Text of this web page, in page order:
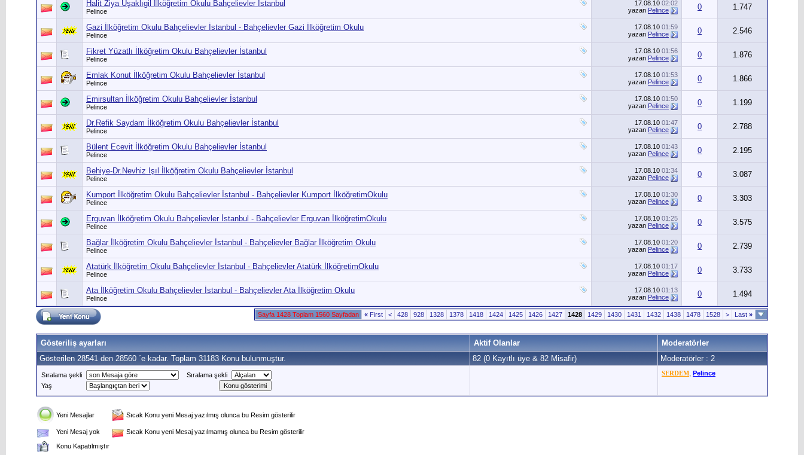
Halit Ziya Uşaklıgil İlköğretim Okulu Bahçelievler İstanbul
Pelince
17.08.10 02:02
yazan Pelince 0 1.747
Gazi İlköğretim Okulu Bahçelievler İstanbul - Bahçelievler Gazi İlköğretim Okulu
Pelince
17.08.10 01:59
yazan Pelince 0 2.546
Fikret Yüzatlı İlköğretim Okulu Bahçelievler İstanbul
Pelince
17.08.10 01:56
yazan Pelince 0 1.876
Emlak Konut İlköğretim Okulu Bahçelievler İstanbul
Pelince
17.08.10 01:53
yazan Pelince 0 1.866
Emirsultan İlköğretim Okulu Bahçelievler İstanbul
Pelince
17.08.10 01:50
yazan Pelince 0 1.199
Dr.Refik Saydam İlköğretim Okulu Bahçelievler İstanbul
Pelince
17.08.10 01:47
yazan Pelince 0 2.788
Bülent Ecevit İlköğretim Okulu Bahçelievler İstanbul
Pelince
17.08.10 01:43
yazan Pelince 0 2.195
Behiye-Dr.Nevhiz Işıl İlköğretim Okulu Bahçelievler İstanbul
Pelince
17.08.10 01:34
yazan Pelince 0 3.087
Kumport İlköğretim Okulu Bahçelievler İstanbul - Bahçelievler Kumport İlköğretimOkulu
Pelince
17.08.10 01:30
yazan Pelince 0 3.303
Erguvan İlköğretim Okulu Bahçelievler İstanbul - Bahçelievler Erguvan İlköğretimOkulu
Pelince
17.08.10 01:25
yazan Pelince 0 3.575
Bağlar İlköğretim Okulu Bahçelievler İstanbul - Bahçelievler Bağlar İlköğretim Okulu
Pelince
17.08.10 01:20
yazan Pelince 0 2.739
Atatürk İlköğretim Okulu Bahçelievler İstanbul - Bahçelievler Atatürk İlköğretimOkulu
Pelince
17.08.10 01:17
yazan Pelince 0 3.733
Ata İlköğretim Okulu Bahçelievler İstanbul - Bahçelievler Ata İlköğretim Okulu
Pelince
17.08.10 01:13
yazan Pelince 0 1.494
Sayfa 1428 Toplam 1560 Sayfadan « First < 428 928 1328 1378 1418 1424 1425 1426 1427 1428 1429 1430 1431 1432 1438 1478 1528 > Last »
Gösteriliş ayarları Aktif Olanlar
Moderatörler
Gösterilen 28541 den 28560 ´e kadar. Toplam 31183 Konu bulunmuştur.
82 (0 Kayıtlı üye & 82 Misafir) Moderatörler : 2
Sıralama şekli
Sıralama şekli
Yaş
SERDEM Pelince
Yeni Mesajlar Sıcak Konu yeni Mesaj yazılmış olunca bu Resim gösterilir
Yeni Mesaj yok
Sıcak Konu yeni Mesaj yazılmamış olunca bu Resim gösterilir
Konu Kapatılmıştır